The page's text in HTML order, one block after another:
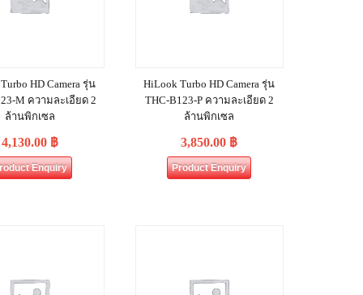
HD Camera รุ่น
M ความละเอียด 2
ล้านพิกเซล
4,130.00 ฿
Enquiry
HiLook Turbo HD Camera รุ่น
THC-B123-P ความละเอียด 2
ล้านพิกเซล
3,850.00 ฿
Product Enquiry